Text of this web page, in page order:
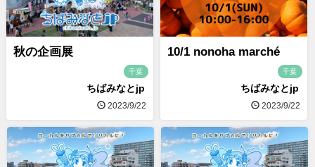
秋の企画展
千葉
ちばみなとjp
2023/9/22
10/1 nonoha marché
千葉
ちばみなとjp
2023/9/22